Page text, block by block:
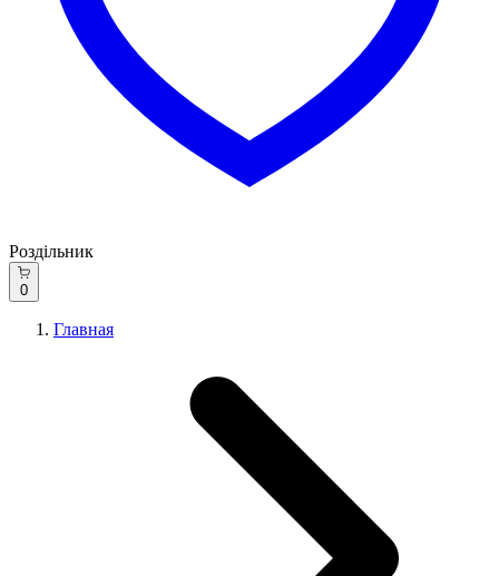
Роздільник
0
Главная